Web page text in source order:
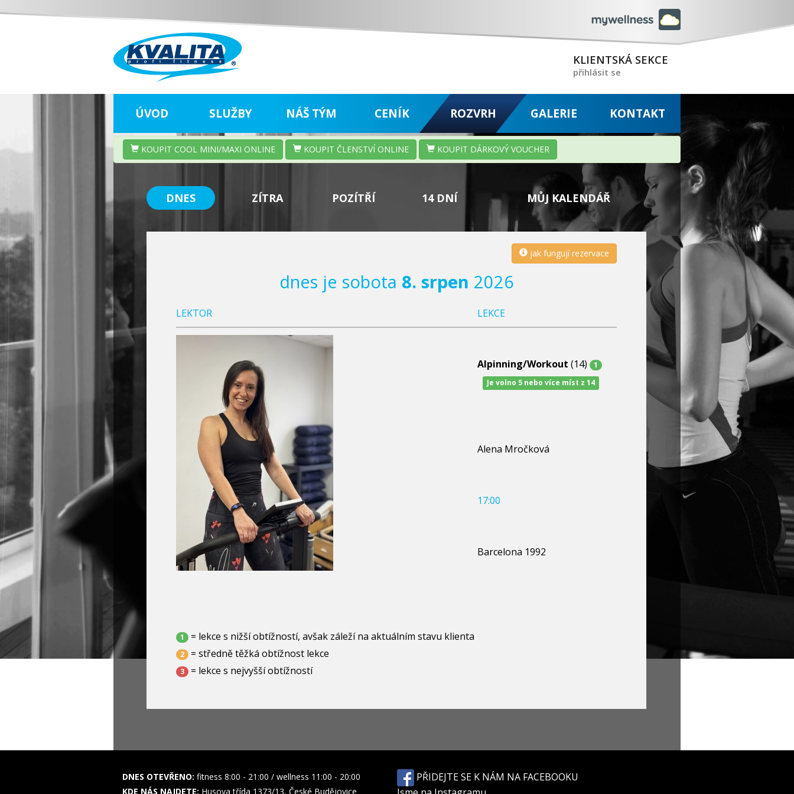
DNES ZÍTRA POZÍTŘÍ 14 DNÍ MŮJ KALENDÁŘ
jak fungují rezervace
dnes je sobota 8. srpen 2026
LEKTOR LEKCE
Alpinning/Workout (14)
1
Je volno 5 nebo více míst z 14
Alena Mročková
17:00
Barcelona 1992
1 = lekce s nižší obtížností, avšak záleží na aktuálním stavu klienta
2 = středně těžká obtížnost lekce
3 = lekce s nejvyšší obtížností
KLIENTSKÁ SEKCE
přihlásit se
ÚVOD SLUŽBY NÁŠ TÝM CENÍK ROZVRH GALERIE KONTAKT
KOUPIT COOL MINI/MAXI ONLINE KOUPIT ČLENSTVÍ ONLINE KOUPIT DÁRKOVÝ VOUCHER
DNES OTEVŘENO: fitness 8:00 - 21:00 / wellness 11:00 - 20:00
KDE NÁS NAJDETE: Husova třída 1373/13, České Budějovice
PŘIDEJTE SE K NÁM NA FACEBOOKU